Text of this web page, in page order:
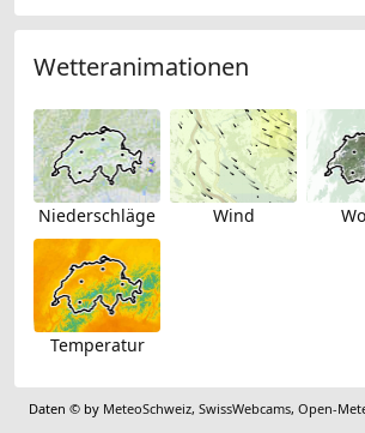
Wetteranimationen
Niederschläge Wind
Temperatur
Daten © by MeteoSchweiz,SwissWebcams,Open-